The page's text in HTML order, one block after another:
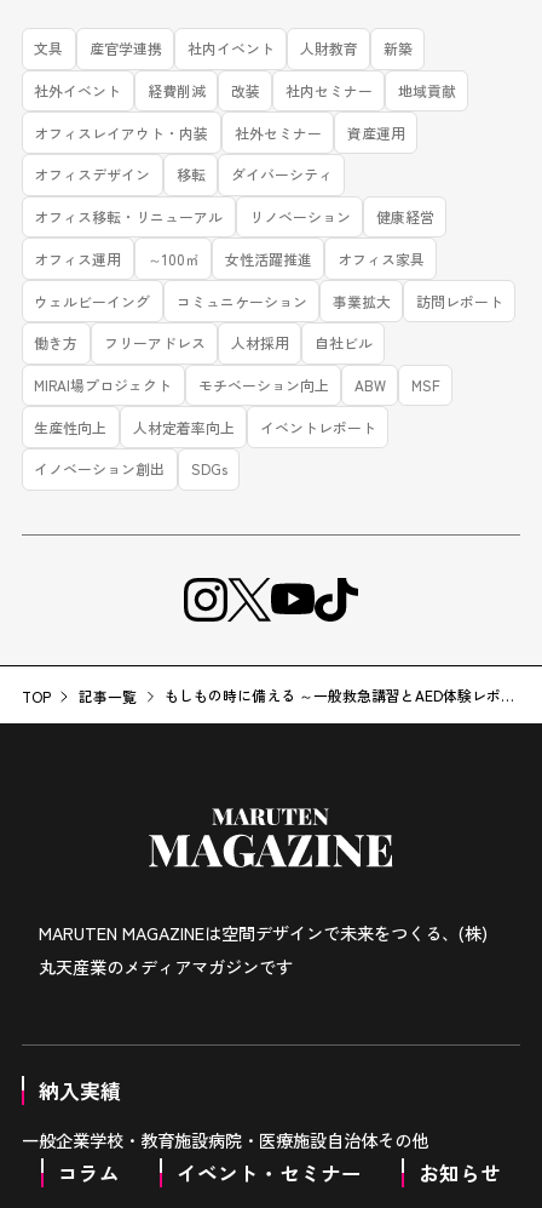
文具 産官学連携 社内イベント 人財教育 新築
社外イベント 経費削減 改装 社内セミナー 地域貢献
オフィスレイアウト・内装 社外セミナー 資産運用
オフィスデザイン 移転 ダイバーシティ
オフィス移転・リニューアル リノベーション 健康経営
オフィス運用 ～100㎡ 女性活躍推進 オフィス家具
ウェルビーイング コミュニケーション 事業拡大 訪問レポート
働き方 フリーアドレス 人材採用 自社ビル
MIRAI場プロジェクト モチベーション向上 ABW MSF
生産性向上 人材定着率向上 イベントレポート
イノベーション創出 SDGs
TOP 記事一覧
もしもの時に備える ～一般救急講習とAED体験レポー
MARUTEN MAGAZINEは空間デザインで未来をつくる、(株)
丸天産業のメディアマガジンです
納入実績
一般企業学校・教育施設病院・医療施設自治体その他
コラム イベント・セミナー お知らせ